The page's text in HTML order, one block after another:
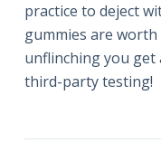
practice to deject
gummies are
unflinching you get
third-party testing!